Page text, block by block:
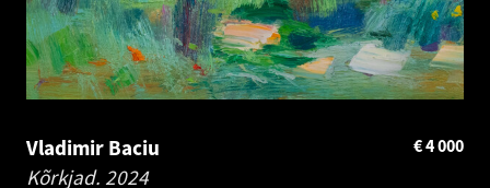
Vladimir Baciu
Kõrkjad. 2024
4 000
€